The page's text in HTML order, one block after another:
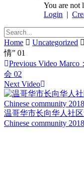
You are not
Login |
Home Uncategorized
情” 01
Previous Video Marco
会 02
Next Video
温哥华市长向华人社区
Chinese community